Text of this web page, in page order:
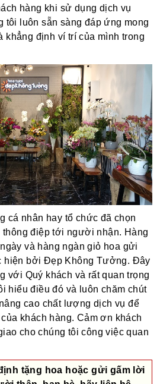
hàng khi sử dụng dịch vụ
tôi luôn sẵn sàng đáp ứng mong
khẳng định ví trí của mình trong
cá nhân hay tổ chức đã chọn
thông điệp tới người nhận. Hàng
và hàng ngàn giỏ hoa gửi
hiện bởi Đẹp Không Tưởng. Đây
với Quý khách và rất quan trọng
hiểu điều đó và luôn chăm chút
cao chất lượng dịch vụ để
khách hàng. Cảm ơn khách
cho chúng tôi công việc quan
tặng hoa hoặc gửi gấm lời